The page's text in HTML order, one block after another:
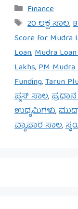
Categories
Finance
Tags
20 ಲಕ್ಷ ಸಾಲ,
Score for Mudra
Loan,Mudra
Lakhs,PM Mudra
Funding,Tarun
ಪ್ಲಸ್ ಸಾಲ,
ಉದ್ಯಮಿಗಳು,
ವ್ಯಾಪಾರ ಸಾಲ,